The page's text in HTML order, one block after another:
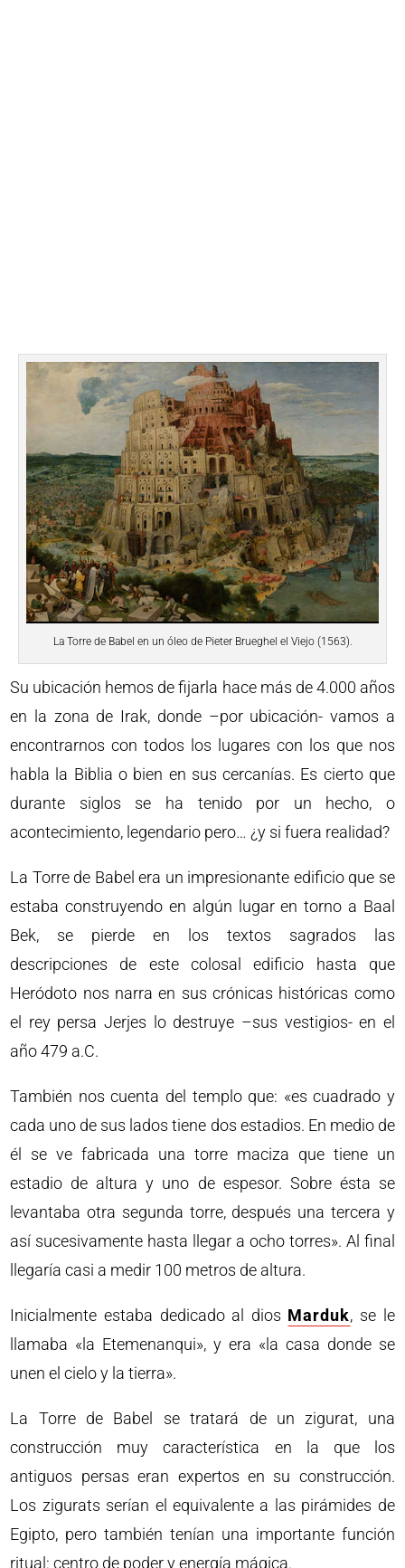
La Torre de Babel en un óleo de Pieter Brueghel el Viejo (1563).
Su ubicación hemos de fijarla hace más de 4.000 años
en la zona de Irak, donde –por ubicación- vamos a
encontrarnos con todos los lugares con los que nos
habla la Biblia o bien en sus cercanías. Es cierto que
durante siglos se ha tenido por un hecho, o
acontecimiento, legendario pero… ¿y si fuera realidad?
La Torre de Babel era un impresionante edificio que se
estaba construyendo en algún lugar en torno a Baal
Bek, se pierde en los textos sagrados las
descripciones de este colosal edificio hasta que
Heródoto nos narra en sus crónicas históricas como
el rey persa Jerjes lo destruye –sus vestigios- en el
año 479 a.C.
También nos cuenta del templo que: «es cuadrado y
cada uno de sus lados tiene dos estadios. En medio de
él se ve fabricada una torre maciza que tiene un
estadio de altura y uno de espesor. Sobre ésta se
levantaba otra segunda torre, después una tercera y
así sucesivamente hasta llegar a ocho torres». Al final
llegaría casi a medir 100 metros de altura.
Inicialmente estaba dedicado al dios Marduk, se le
llamaba «la Etemenanqui», y era «la casa donde se
unen el cielo y la tierra».
La Torre de Babel se tratará de un zigurat, una
construcción muy característica en la que los
antiguos persas eran expertos en su construcción.
Los zigurats serían el equivalente a las pirámides de
Egipto, pero también tenían una importante función
ritual: centro de poder y energía mágica.